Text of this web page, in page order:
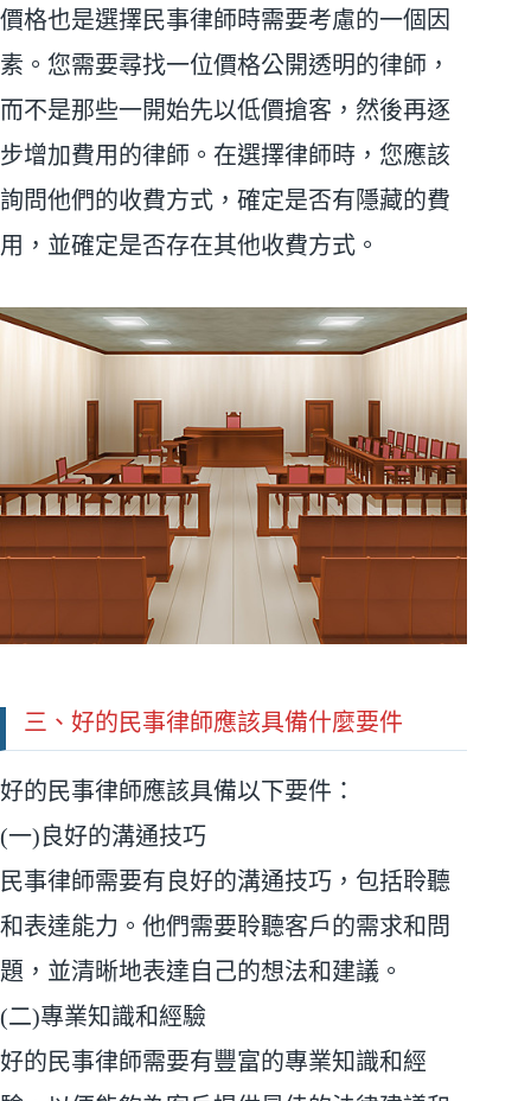
價格也是選擇民事律師時需要考慮的一個因
素。您需要尋找一位價格公開透明的律師，
而不是那些一開始先以低價搶客，然後再逐
步增加費用的律師。在選擇律師時，您應該
詢問他們的收費方式，確定是否有隱藏的費
用，並確定是否存在其他收費方式。
三、好的民事律師應該具備什麼要件
好的民事律師應該具備以下要件：
(一)良好的溝通技巧
民事律師需要有良好的溝通技巧，包括聆聽
和表達能力。他們需要聆聽客戶的需求和問
題，並清晰地表達自己的想法和建議。
(二)專業知識和經驗
好的民事律師需要有豐富的專業知識和經